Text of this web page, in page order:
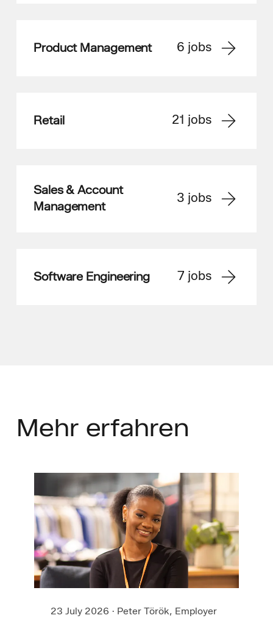
Product Management 6 jobs
Retail 21 jobs
Sales & Account
Management
3 jobs
Software Engineering 7 jobs
Mehr erfahren
23 July 2026 · Peter Török, Employer